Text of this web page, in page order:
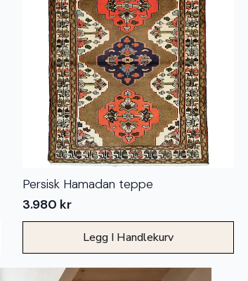
Persisk Hamadan teppe
3.980 kr
Legg I Handlekurv